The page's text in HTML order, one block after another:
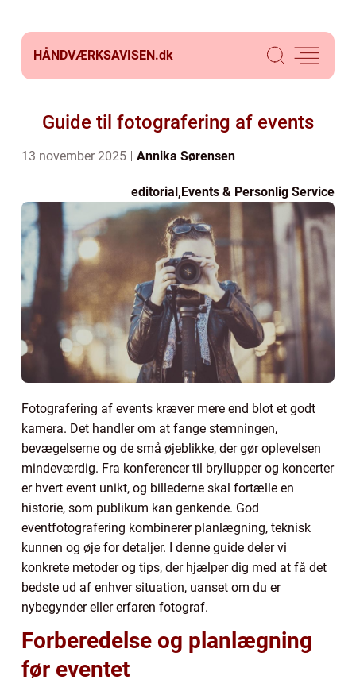
HÅNDVÆRKSAVISEN.dk
Guide til fotografering af events
13 november 2025 Annika Sørensen
editorial,Events & Personlig Service
Fotografering af events kræver mere end blot et godt
kamera. Det handler om at fange stemningen,
bevægelserne og de små øjeblikke, der gør oplevelsen
mindeværdig. Fra konferencer til bryllupper og koncerter
er hvert event unikt, og billederne skal fortælle en
historie, som publikum kan genkende. God
eventfotografering kombinerer planlægning, teknisk
kunnen og øje for detaljer. I denne guide deler vi
konkrete metoder og tips, der hjælper dig med at få det
bedste ud af enhver situation, uanset om du er
nybegynder eller erfaren fotograf.
Forberedelse og planlægning
før eventet